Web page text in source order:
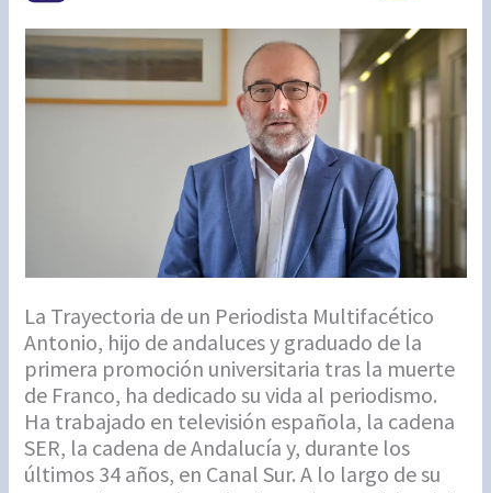
La Trayectoria de un Periodista Multifacético
Antonio, hijo de andaluces y graduado de la
primera promoción universitaria tras la muerte
de Franco, ha dedicado su vida al periodismo.
Ha trabajado en televisión española, la cadena
SER, la cadena de Andalucía y, durante los
últimos 34 años, en Canal Sur. A lo largo de su